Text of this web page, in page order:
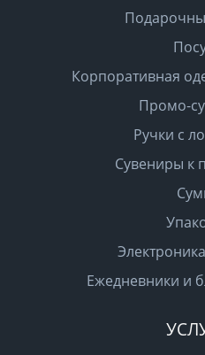
Корпоративная
Промо-
Ручки с
Сувениры к
Ежедневники и